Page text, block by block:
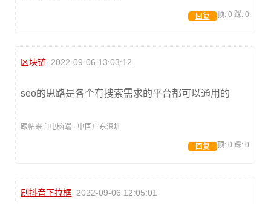
顶: 0 踩: 0
回复
区块链 2022-09-06 13:03:12
seo的思路是各个有搜索需求的平台都可以通用的
跟帖来自电脑端 · 中国广东深圳
顶: 0 踩: 0
回复
刷抖音下拉框 2022-09-06 12:05:01